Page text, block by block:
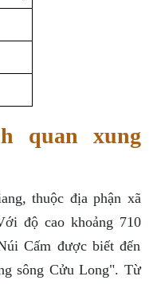
quan xung
thuộc địa phận xã
độ cao khoảng 710
Cấm được biết đến
sông Cửu Long". Từ